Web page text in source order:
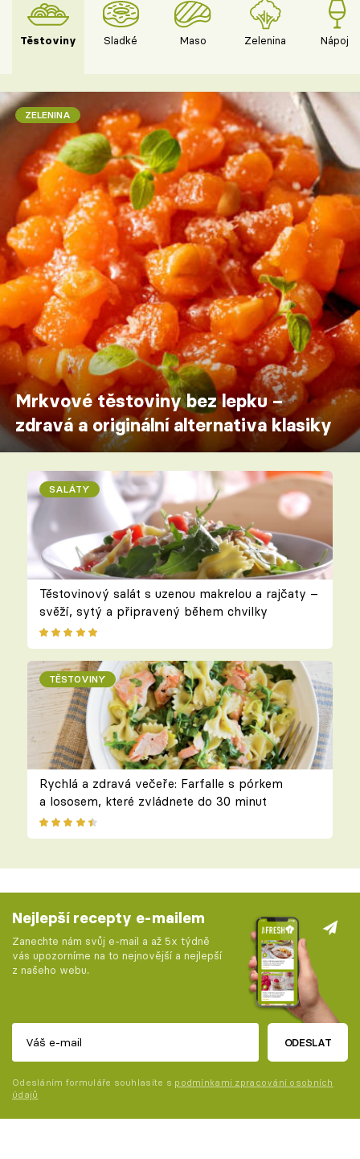
Těstoviny Sladké Maso Zelenina Nápoje
ZELENINA
Mrkvové těstoviny bez lepku –
zdravá a originální alternativa klasiky
SALÁTY
Těstovinový salát s uzenou makrelou a rajčaty –
svěží, sytý a připravený během chvilky
TĚSTOVINY
Rychlá a zdravá večeře: Farfalle s pórkem
a lososem, které zvládnete do 30 minut
Nejlepší recepty e-mailem
Zanechte nám svůj e-mail a až 5x týdně
vás upozorníme na to nejnovější a nejlepší
z našeho webu.
ODESLAT
Odesláním formuláře souhlasíte s podmínkami zpracování osobních
údajů